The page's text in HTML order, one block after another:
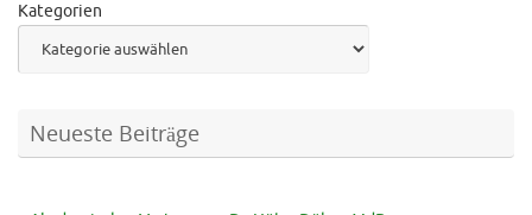
Kategorien
Neueste Beiträge